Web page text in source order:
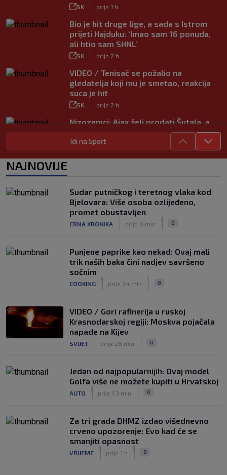
SK prije 1 h
Bio je hit druge lige, a sada s Istrom
prijeti Hajduku: ‘Imao sam 16 ponuda,
ali htio sam SHNL’
SK prije 2 h
VIDEO / Tenisač se požalio na
gledatelja koji mu je smetao, reakcija
suca je hit
SK prije 2 h
Nizozemci: Ajax želi prodati Šutala, a
SK
|
7. kol.
Bennacer raskinuo s Milanom i sada je
SK 7. kol.
VIDEO / Počela nam je ‘Cvajta’! Brekalo
solidan u gostujućoj pobjedi Herthe
kod Bochuma
Idi na Sport
NAJNOVIJE
Sudar putničkog i teretnog vlaka kod
Bjelovara: Više osoba ozlijeđeno,
promet obustavljen
CRNA KRONIKA prije 0 min 0
Punjene paprike kao nekad: Ovaj mali
trik naših baka čini nadjev savršeno
sočnim
COOKING prije 24 min 0
VIDEO / Gori rafinerija u ruskoj
Krasnodarskoj regiji: Moskva pojačala
napade na Kijev
SVIJET prije 28 min 0
Jedan od najpopularnijih: Ovaj model
Golfa više ne možete kupiti u Hrvatskoj
AUTO prije 53 min 0
Za tri grada DHMZ izdao višednevno
crveno upozorenje: Evo kad će se
smanjiti opasnost
VRIJEME prije 1 h 0